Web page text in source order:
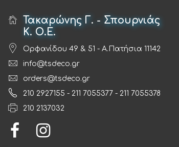
Τακαρώνης Γ. - Σπουρνιάς
Κ. Ο.Ε.
Ορφανίδου 49 & 51 - Α.Πατήσια 11142
info@tsdeco.gr
orders@tsdeco.gr
210 2927155 - 211 7055377 - 211 7055378
210 2137032